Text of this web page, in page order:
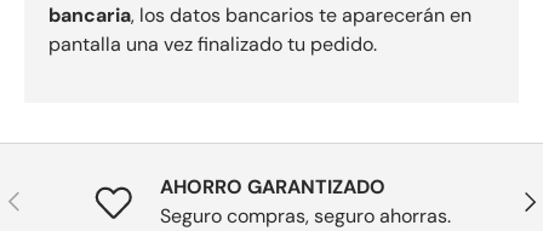
bancaria, los datos bancarios te aparecerán en
pantalla una vez finalizado tu pedido.
Anterior
AHORRO GARANTIZADO
Seguro compras, seguro ahorras.